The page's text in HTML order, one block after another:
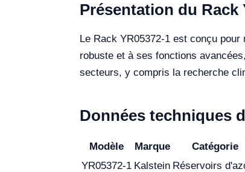
Présentation du Rack
Le Rack YR05372-1 est conçu
robuste et à ses fonctions
secteurs, y compris la recherche
Données techniques
Modèle Marque Catégorie
YR05372-1 Kalstein Réservoirs